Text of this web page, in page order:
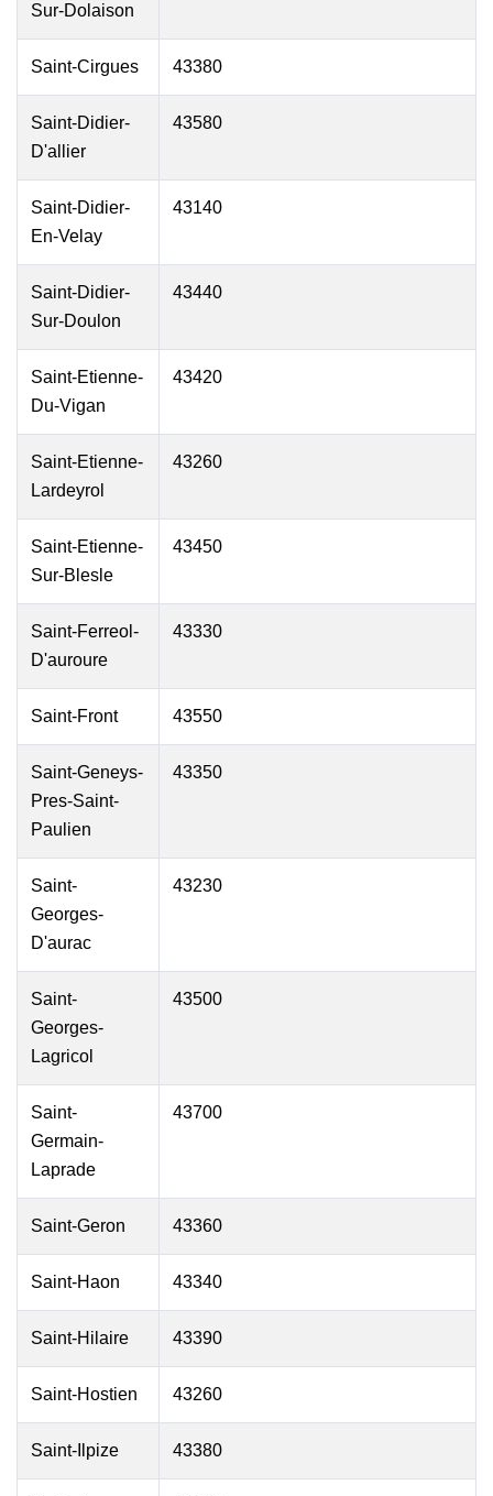
Sur-Dolaison
Saint-Cirgues 43380
Saint-Didier-
D'allier
43580
Saint-Didier-
En-Velay
43140
Saint-Didier-
Sur-Doulon
43440
Saint-Etienne-
Du-Vigan
43420
Saint-Etienne-
Lardeyrol
43260
Saint-Etienne-
Sur-Blesle
43450
Saint-Ferreol-
D'auroure
43330
Saint-Front 43550
Saint-Geneys-
Pres-Saint-
Paulien
43350
Saint-
Georges-
D'aurac
43230
Saint-
Georges-
Lagricol
43500
Saint-
Germain-
Laprade
43700
Saint-Geron 43360
Saint-Haon 43340
Saint-Hilaire 43390
Saint-Hostien 43260
Saint-Ilpize 43380